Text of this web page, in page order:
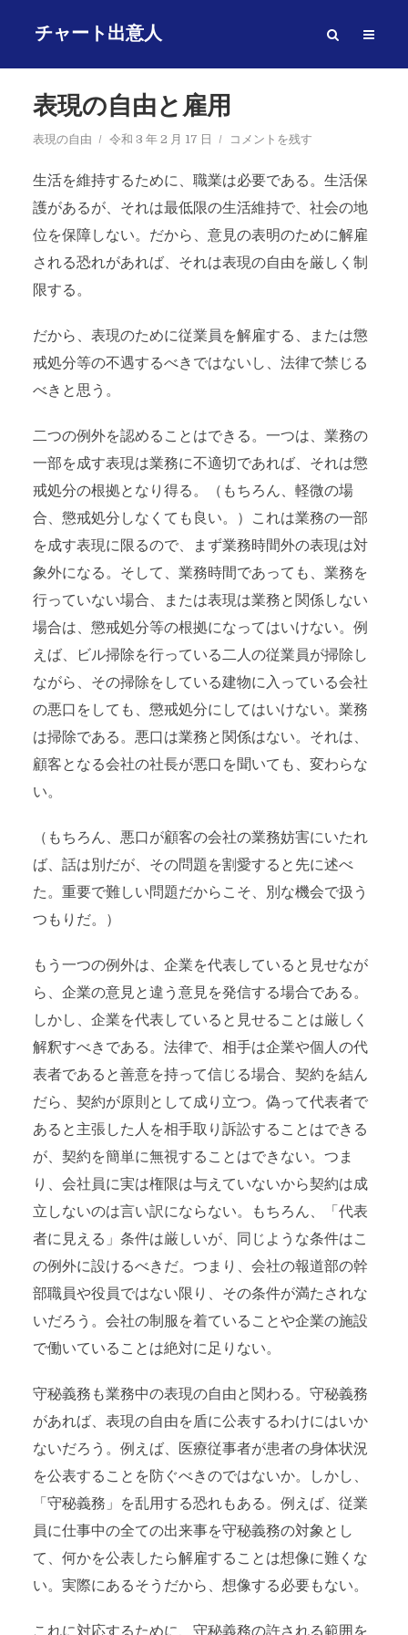
チャート出意人
表現の自由と雇用
表現の自由 令和 3 年 2 月 17 日 コメントを残す
生活を維持するために、職業は必要である。生活保
護があるが、それは最低限の生活維持で、社会の地
位を保障しない。だから、意見の表明のために解雇
される恐れがあれば、それは表現の自由を厳しく制
限する。
だから、表現のために従業員を解雇する、または懲
戒処分等の不遇するべきではないし、法律で禁じる
べきと思う。
二つの例外を認めることはできる。一つは、業務の
一部を成す表現は業務に不適切であれば、それは懲
戒処分の根拠となり得る。（もちろん、軽微の場
合、懲戒処分しなくても良い。）これは業務の一部
を成す表現に限るので、まず業務時間外の表現は対
象外になる。そして、業務時間であっても、業務を
行っていない場合、または表現は業務と関係しない
場合は、懲戒処分等の根拠になってはいけない。例
えば、ビル掃除を行っている二人の従業員が掃除し
ながら、その掃除をしている建物に入っている会社
の悪口をしても、懲戒処分にしてはいけない。業務
は掃除である。悪口は業務と関係はない。それは、
顧客となる会社の社長が悪口を聞いても、変わらな
い。
（もちろん、悪口が顧客の会社の業務妨害にいたれ
ば、話は別だが、その問題を割愛すると先に述べ
た。重要で難しい問題だからこそ、別な機会で扱う
つもりだ。）
もう一つの例外は、企業を代表していると見せなが
ら、企業の意見と違う意見を発信する場合である。
しかし、企業を代表していると見せることは厳しく
解釈すべきである。法律で、相手は企業や個人の代
表者であると善意を持って信じる場合、契約を結ん
だら、契約が原則として成り立つ。偽って代表者で
あると主張した人を相手取り訴訟することはできる
が、契約を簡単に無視することはできない。つま
り、会社員に実は権限は与えていないから契約は成
立しないのは言い訳にならない。もちろん、「代表
者に見える」条件は厳しいが、同じような条件はこ
の例外に設けるべきだ。つまり、会社の報道部の幹
部職員や役員ではない限り、その条件が満たされな
いだろう。会社の制服を着ていることや企業の施設
で働いていることは絶対に足りない。
守秘義務も業務中の表現の自由と関わる。守秘義務
があれば、表現の自由を盾に公表するわけにはいか
ないだろう。例えば、医療従事者が患者の身体状況
を公表することを防ぐべきのではないか。しかし、
「守秘義務」を乱用する恐れもある。例えば、従業
員に仕事中の全ての出来事を守秘義務の対象とし
て、何かを公表したら解雇することは想像に難くな
い。実際にあるそうだから、想像する必要もない。
これに対応するために、守秘義務の許される範囲を